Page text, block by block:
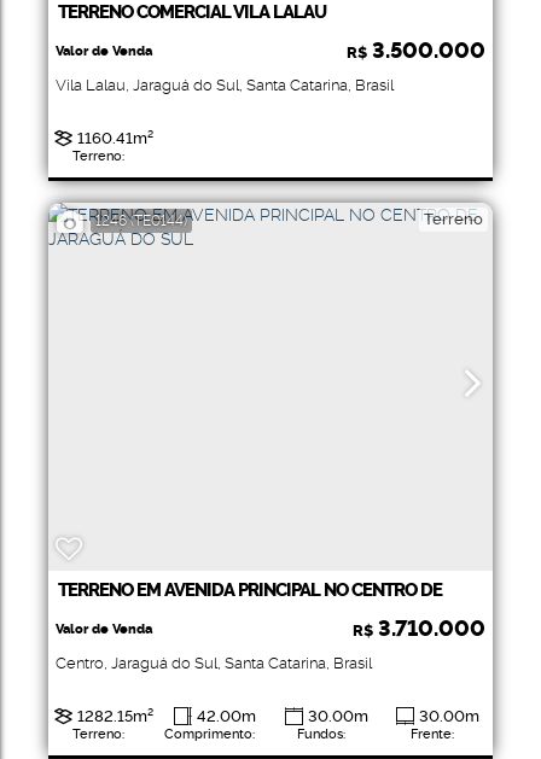
TERRENO COMERCIAL VILA LALAU
R$ 3.500.000
Valor de Venda
Vila Lalau, Jaraguá do Sul, Santa Catarina, Brasil
Terreno:
1160.41 m²
1246 (TE0144) Terreno
TERRENO EM AVENIDA PRINCIPAL NO CENTRO DE
JARAGUÁ DO SUL
R$ 3.710.000
Valor de Venda
Centro, Jaraguá do Sul, Santa Catarina, Brasil
Terreno:
1282 .15m²
Comprimento:
42 .00m
Fundos:
30.00m
Frente:
30.00m